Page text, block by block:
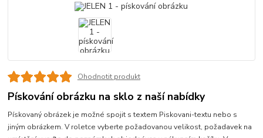
Ohodnotit produkt
Pískování obrázku na sklo z naší nabídky
Pískovaný obrázek je možné spojit s textem Piskovani-textu nebo s
jiným obrázkem. V roletce vyberte požadovanou velikost, požadavek na